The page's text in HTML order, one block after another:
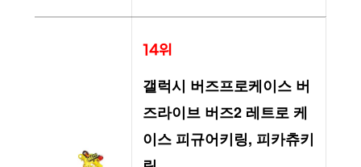
14위
갤럭시 버즈프로케이스 버
즈라이브 버즈2 레트로 케
이스 피규어키링, 피카츄키